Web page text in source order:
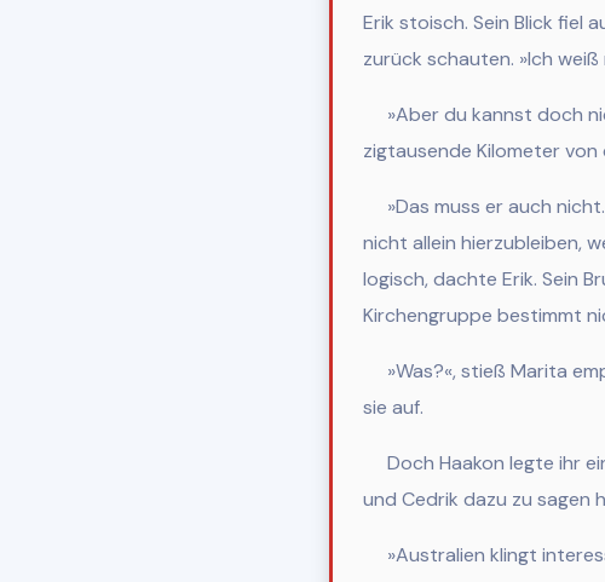
Erik stoisch. Sein Blick fiel
zurück schauten. »Ich
»Aber du kannst doch
zigtausende Kilometer
»Das muss er auch
nicht allein hierzubleiben,
logisch, dachte Erik. Sein
Kirchengruppe bestimmt
»Was?«, stieß Marita
sie auf.
Doch Haakon legte ihr
und Cedrik dazu zu sagen
»Australien klingt